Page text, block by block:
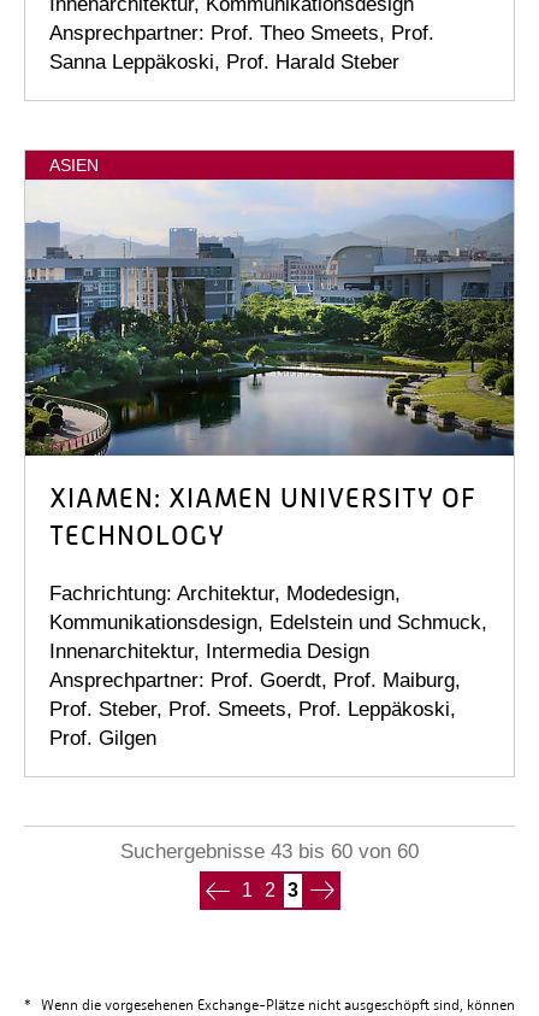
Ansprechpartner: Prof. Theo Smeets, Prof.
Sanna Leppäkoski, Prof. Harald Steber
ASIEN
XIAMEN: XIAMEN UNIVERSITY OF
TECHNOLOGY
Fachrichtung: Architektur, Modedesign,
Kommunikationsdesign, Edelstein und Schmuck,
Innenarchitektur, Intermedia Design
Ansprechpartner: Prof. Goerdt, Prof. Maiburg,
Prof. Steber, Prof. Smeets, Prof. Leppäkoski,
Prof. Gilgen
Suchergebnisse 43 bis 60 von 60
1 2 3
*
Wenn die vorgesehenen Exchange-Plätze nicht ausgeschöpft sind, können